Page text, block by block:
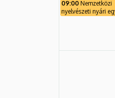
09:00 Nemzetközi
nyelvészeti nyári